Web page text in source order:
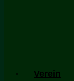
Verein